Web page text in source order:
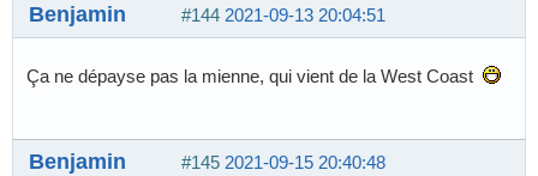
#144 2021-09-13 20:04:51
Benjamin
Ça ne dépayse pas la mienne, qui vient de la West Coast
#145 2021-09-15 20:40:48
Benjamin